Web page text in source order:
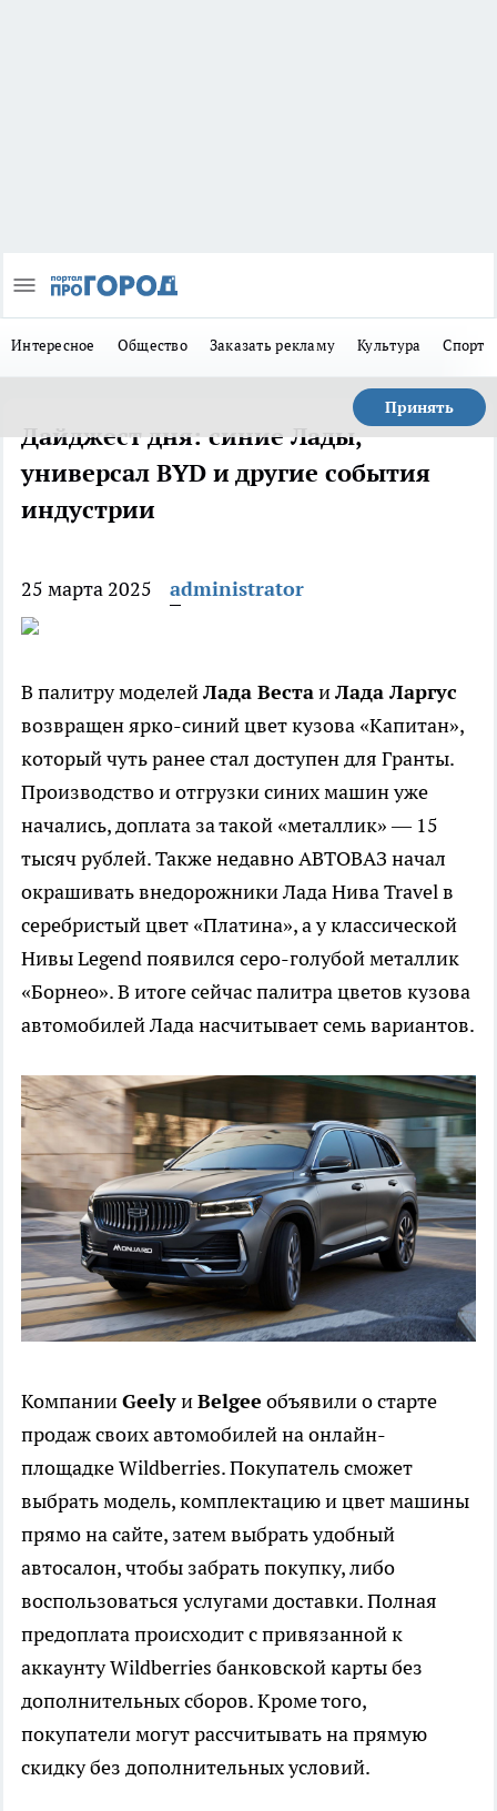
Интересное Общество Заказать рекламу Культура Спорт
Принять
Дайджест дня: синие Лады,
универсал BYD и другие события
индустрии
25 марта 2025 administrator
В палитру моделейЛада ВестаиЛада Ларгус
возвращен ярко-синий цвет кузова «Капитан»,
который чуть ранее стал доступен для Гранты.
Производство и отгрузки синих машин уже
начались, доплата за такой «металлик» — 15
тысяч рублей. Также недавно АВТОВАЗ начал
окрашивать внедорожники Лада Нива Travel в
серебристый цвет «Платина», а у классической
Нивы Legend появился серо-голубой металлик
«Борнео». В итоге сейчас палитра цветов кузова
автомобилей Лада насчитывает семь вариантов.
КомпанииGeelyиBelgee объявили о старте
продаж своих автомобилей на онлайн-
площадке Wildberries. Покупатель сможет
выбрать модель, комплектацию и цвет машины
прямо на сайте, затем выбрать удобный
автосалон, чтобы забрать покупку, либо
воспользоваться услугами доставки. Полная
предоплата происходит с привязанной к
аккаунту Wildberries банковской карты без
дополнительных сборов. Кроме того,
покупатели могут рассчитывать на прямую
скидку без дополнительных условий.